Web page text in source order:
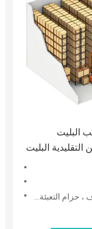
البليت
البليت
و شريط خشبي